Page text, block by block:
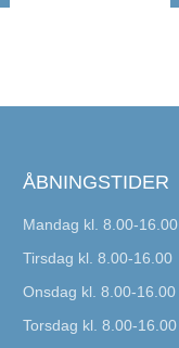
ÅBNINGSTIDER
Mandag kl. 8.00-16.00
Tirsdag kl. 8.00-16.00
Onsdag kl. 8.00-16.00
Torsdag kl. 8.00-16.00